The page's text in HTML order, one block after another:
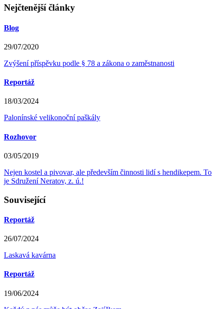
Nejčtenější články
Blog
29/07/2020
Zvýšení příspěvku podle § 78 a zákona o zaměstnanosti
Reportáž
18/03/2024
Palonínské velikonoční paškály
Rozhovor
03/05/2019
Nejen kostel a pivovar, ale především činnosti lidí s hendikepem. To
je Sdružení Neratov, z. ú.!
Související
Reportáž
26/07/2024
Laskavá kavárna
Reportáž
19/06/2024